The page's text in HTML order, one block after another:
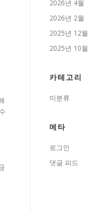
2026년 4월
2026년 2월
2025년 12월
2025년 10월
카테고리
미분류
메타
로그인
댓글 피드